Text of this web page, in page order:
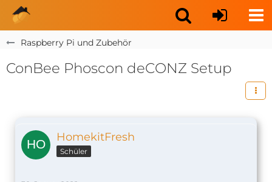
Raspberry Pi und Zubehör
ConBee Phoscon deCONZ Setup
HomekitFresh
Schüler